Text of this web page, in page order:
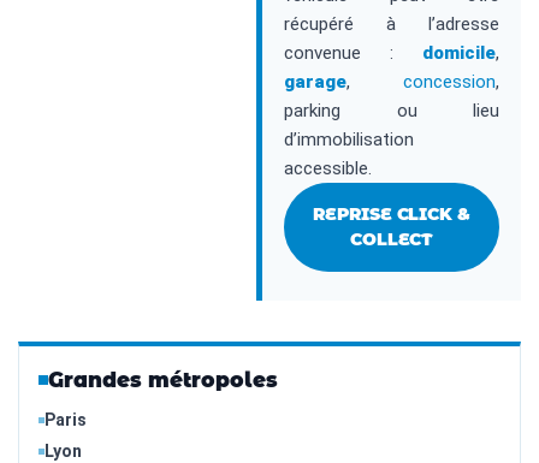
récupéré à l’adresse
convenue : domicile,
garage, concession,
parking ou lieu
d’immobilisation
accessible.
REPRISE CLICK &
COLLECT
Grandes métropoles
Paris
Lyon